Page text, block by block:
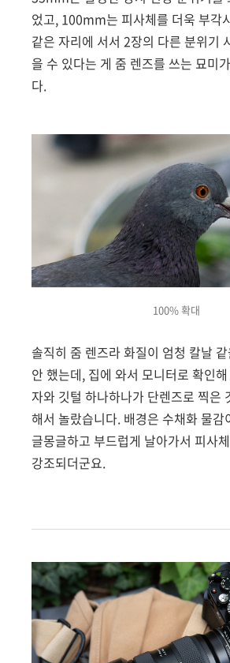
었고, 100mm는 피사체를 더욱 부각
같은 자리에 서서 2장의 다른 분위기
을 수 있다는 게 줌 렌즈를 쓰는 묘미
다.
100% 확대
솔직히 줌 렌즈라 화질이 엄청 칼날
안 했는데, 집에 와서 모니터로 확인
자와 깃털 하나하나가 단렌즈로 찍은
해서 놀랐습니다. 배경은 수채화 물감
글몽글하고 부드럽게 날아가서 피사
강조되더군요.